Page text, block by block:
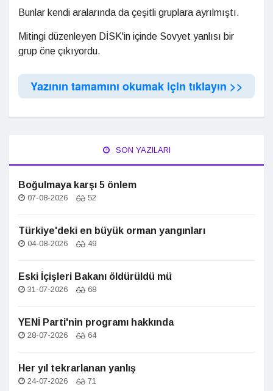
Bunlar kendi aralarında da çeşitli gruplara ayrılmıştı.
Mitingi düzenleyen DİSK'in içinde Sovyet yanlısı bir
grup öne çıkıyordu.
Yazının tamamını okumak için tıklayın >>
SON YAZILARI
Boğulmaya karşı 5 önlem
07-08-2026 52
Türkiye'deki en büyük orman yangınları
04-08-2026 49
Eski İçişleri Bakanı öldürüldü mü
31-07-2026 68
YENİ Parti'nin programı hakkında
28-07-2026 64
Her yıl tekrarlanan yanlış
24-07-2026 71